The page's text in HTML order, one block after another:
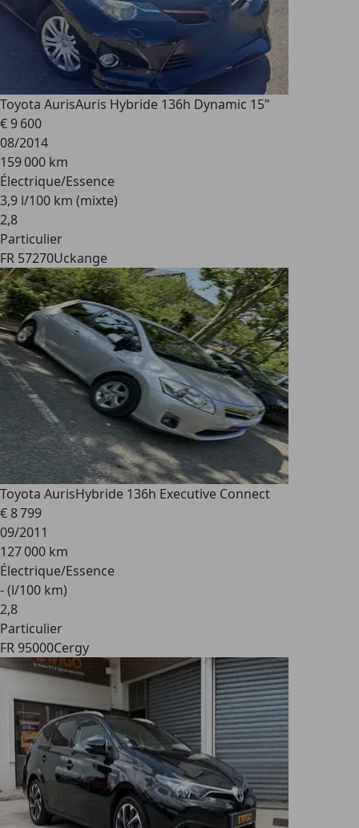
Toyota AurisAuris Hybride 136h Dynamic 15"
€ 9 600
08/2014
159 000 km
Électrique/Essence
3,9 l/100 km (mixte)
2,8
Particulier
FR 57270Uckange
Toyota AurisHybride 136h Executive Connect
€ 8 799
09/2011
127 000 km
Électrique/Essence
- (l/100 km)
2,8
Particulier
FR 95000Cergy